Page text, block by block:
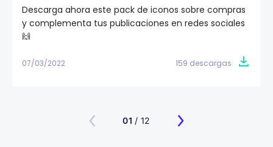
Descarga ahora este pack de iconos sobre compras
y complementa tus publicaciones en redes sociales
🙌
07/03/2022 159 descargas
01 / 12